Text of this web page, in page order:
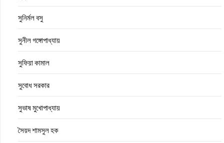
সুনির্মল বসু
সুনীল গঙ্গোপাধ্যায়
সুফিয়া কামাল
সুবোধ সরকার
সুভাষ মুখোপাধ্যায়
সৈয়দ শামসুল হক